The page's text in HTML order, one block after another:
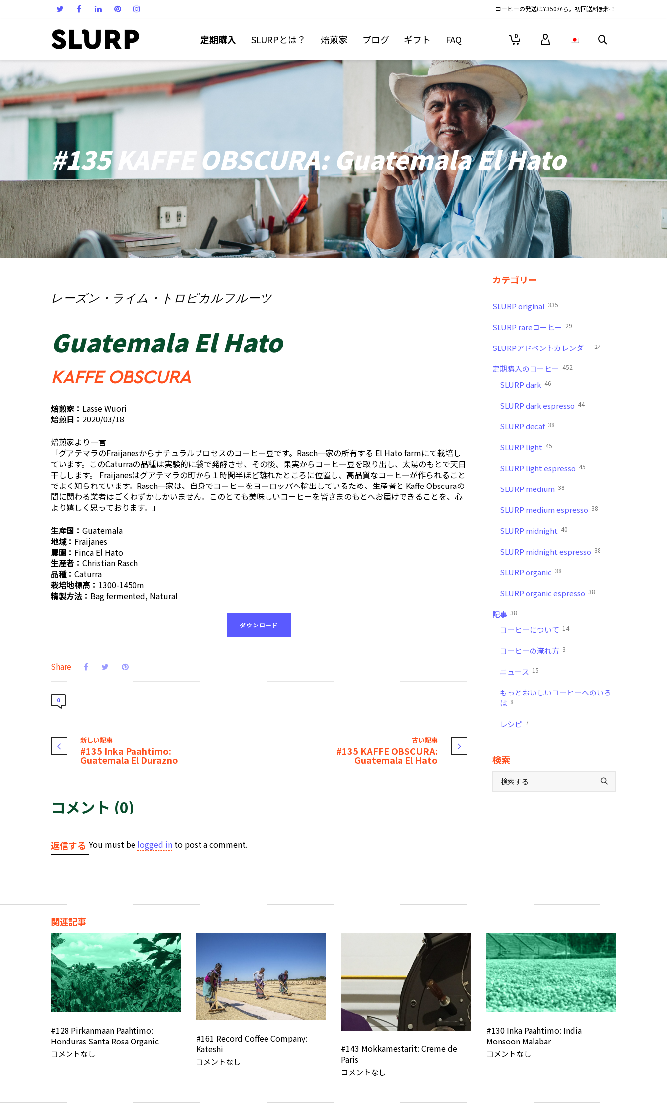
コーヒーの発送は¥350から。初回送料無料！
定期購入 SLURPとは？ 焙煎家 ブログ ギフト FAQ 0
#135 KAFFE OBSCURA: Guatemala El Hato
レーズン・ライム・トロピカルフルーツ
Guatemala El Hato
KAFFE OBSCURA
焙煎家： Lasse Wuori
焙煎日： 2020/03/18
焙煎家より一言
「グアテマラのFraijanesからナチュラルプロセスのコーヒー豆です。Rasch一家の所有する El Hato farmにて栽培し
ています。このCaturraの品種は実験的に袋で発酵させ、その後、果実からコーヒー豆を取り出し、太陽のもとで天日
干しします。 Fraijanesはグアテマラの町から１時間半ほど離れたところに位置し、高品質なコーヒーが作られること
でよく知られています。Rasch一家は、自身でコーヒーをヨーロッパへ輸出しているため、生産者と Kaffe Obscuraの
間に関わる業者はごくわずかしかいません。このとても美味しいコーヒーを皆さまのもとへお届けできることを、心
より嬉しく思っております。」
生産国： Guatemala
地域： Fraijanes
農園： Finca El Hato
生産者： Christian Rasch
品種： Caturra
栽培地標高： 1300-1450m
精製方法： Bag fermented, Natural
ダウンロード
Share
0
新しい記事
#135 Inka Paahtimo:
Guatemala El Durazno
古い記事
#135 KAFFE OBSCURA:
Guatemala El Hato
コメント (0)
返信する You must be logged in to post a comment.
カテゴリー
SLURP original 335
SLURP rareコーヒー 29
SLURPアドベントカレンダー 24
定期購入のコーヒー 452
SLURP dark 46
SLURP dark espresso 44
SLURP decaf 38
SLURP light 45
SLURP light espresso 45
SLURP medium 38
SLURP medium espresso 38
SLURP midnight 40
SLURP midnight espresso 38
SLURP organic 38
SLURP organic espresso 38
記事 38
コーヒーについて 14
コーヒーの淹れ方 3
ニュース 15
もっとおいしいコーヒーへのいろ
は 8
レシピ 7
検索
関連記事
#128 Pirkanmaan Paahtimo:
Honduras Santa Rosa Organic
コメントなし
#161 Record Coffee Company:
Kateshi
コメントなし
#143 Mokkamestarit: Creme de
Paris
コメントなし
#130 Inka Paahtimo: India
Monsoon Malabar
コメントなし